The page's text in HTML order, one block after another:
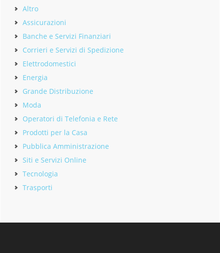
Altro
Assicurazioni
Banche e Servizi Finanziari
Corrieri e Servizi di Spedizione
Elettrodomestici
Energia
Grande Distribuzione
Moda
Operatori di Telefonia e Rete
Prodotti per la Casa
Pubblica Amministrazione
Siti e Servizi Online
Tecnologia
Trasporti